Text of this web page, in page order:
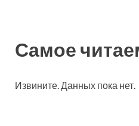
Самое
Извините. Данных пока нет.